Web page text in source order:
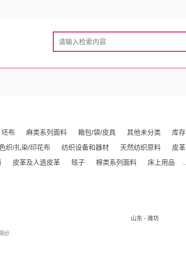
坯布 麻类系列面料 箱包/袋/皮具 其他未分类
库存
织/扎染/印花布 纺织设备和器材 天然纺织原料
皮革
皮革及人造皮革 毯子 棉类系列面料
床上用品
山东 - 潍坊
纱